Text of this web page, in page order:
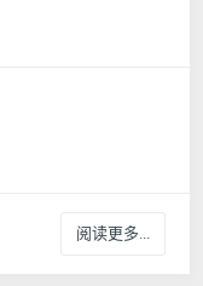
阅读更多...